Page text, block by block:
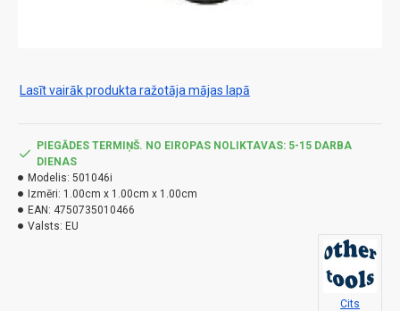
Lasīt vairāk produkta ražotāja mājas lapā
PIEGĀDES TERMIŅŠ. NO EIROPAS NOLIKTAVAS: 5-15 DARBA
DIENAS
Modelis: 501046i
Izmēri: 1.00cm x 1.00cm x 1.00cm
EAN: 4750735010466
Valsts: EU
Cits